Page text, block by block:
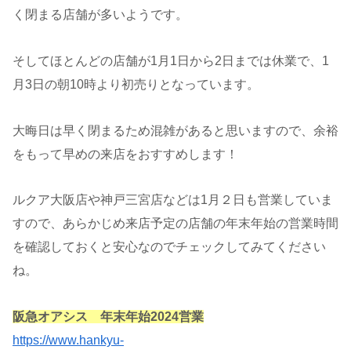
く閉まる店舗が多いようです。
そしてほとんどの店舗が1月1日から2日までは休業で、1
月3日の朝10時より初売りとなっています。
大晦日は早く閉まるため混雑があると思いますので、余裕
をもって早めの来店をおすすめします！
ルクア大阪店や神戸三宮店などは1月２日も営業していま
すので、あらかじめ来店予定の店舗の年末年始の営業時間
を確認しておくと安心なのでチェックしてみてください
ね。
阪急オアシス 年末年始2024営業
https://www.hankyu-